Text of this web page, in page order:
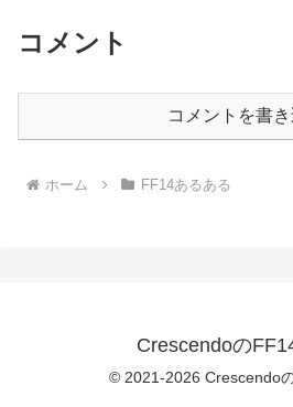
コメント
コメントを書
ホーム FF14あるある
Crescendoの
© 2021-2026 Crescendo